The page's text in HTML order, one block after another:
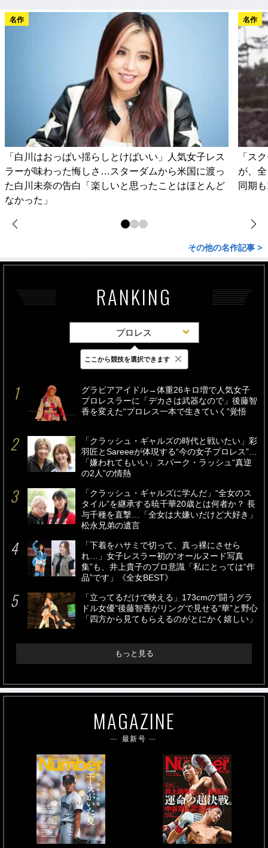
名作
「白川はおっぱい揺らしとけばいい」人気女子レス
ラーが味わった悔しさ…スターダムから米国に渡っ
た白川未奈の告白「楽しいと思ったことはほとんど
なかった」
名作
「ス
が、
同期
その他の名作記事 >
RANKING
プロレス
最新 24時間 週間
グラビアアイドル→体重26キロ増で人気女子
プロレスラーに「デカさは武器なので」後藤智
香を変えた“プロレス一本で生きていく”覚悟
「クラッシュ・ギャルズの時代と戦いたい」彩
羽匠とSareeeが体現する“今の女子プロレス”…
「嫌われてもいい」スパーク・ラッシュ“真逆
の2人”の情熱
「クラッシュ・ギャルズに学んだ」“全女のス
タイル”を継承する暁千華20歳とは何者か？ 長
与千種を直撃…「全女は大嫌いだけど大好き」
松永兄弟の遺言
「下着をハサミで切って、真っ裸にさせら
れ…」女子レスラー初の“オールヌード写真
集”も、井上貴子のプロ意識「私にとっては“作
品”です」《全女BEST》
「立ってるだけで映える」173cmの“闘うグラ
ドル女優”後藤智香がリングで見せる“華”と野心
「四方から見てもらえるのがとにかく嬉しい」
もっと見る
MAGAZINE
最新号
ここから競技を選択できます ×